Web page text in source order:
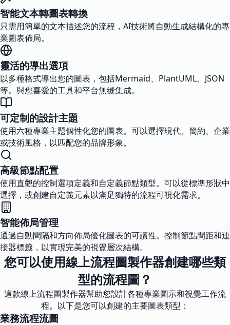
智能文本轉圖表轉換
只需用簡單的文本描述您的流程，AI技術將自動生成結構化的專
業圖表佈局。
靈活的導出選項
以多種格式導出您的圖表，包括Mermaid、PlantUML、JSON
等。與您喜愛的工具和平台無縫集成。
可定制的設計主題
使用六種專業主題個性化您的圖表。可以選擇現代、簡約、企業
或技術風格，以匹配您的品牌形象。
高級節點配置
使用直觀的控制選項定義和自定義節點類型。可以從標準形狀中
選擇，或創建自定義元素以滿足獨特的流程可視化需求。
智能佈局管理
通過自動間隔和方向佈局優化圖表的可讀性。控制節點間距和連
接器標籤，以實現完美的視覺層次結構。
您可以使用線上流程圖製作器創建哪些類
型的流程圖？
這款線上流程圖製作器幫助您設計各種專業圖示和視覺工作流
程。以下是您可以創建的主要圖表類型：
業務流程流圖